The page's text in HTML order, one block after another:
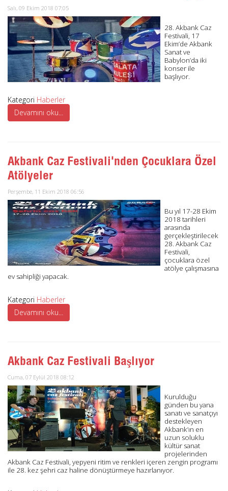
Salı, 09 Ekim 2018 07:05
28. Akbank Caz
Festivali, 17
Ekim’de Akbank
Sanat ve
Babylon’da iki
konser ile
başlıyor.
Kategori Haberler
Devamını oku...
Akbank Caz Festivali'nden Çocuklara Özel
Atölyeler
Perşembe, 11 Ekim 2018 06:56
Bu yıl 17-28 Ekim
2018 tarihleri
arasında
gerçekleştirilecek
28. Akbank Caz
Festivali,
çocuklara özel
atölye çalışmasına
ev sahipliği yapacak.
Kategori Haberler
Devamını oku...
Akbank Caz Festivali Başlıyor
Cuma, 07 Eylül 2018 08:12
Kurulduğu
günden bu yana
sanatı ve sanatçıyı
destekleyen
Akbank’ın en
uzun soluklu
kültür sanat
projelerinden
Akbank Caz Festivali, yepyeni ritim ve renkleri içeren zengin programı
ile 28. kez şehri caz haline dönüştürmeye hazırlanıyor.